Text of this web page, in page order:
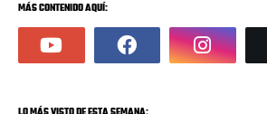
MÁS CONTENIDO AQUÍ: